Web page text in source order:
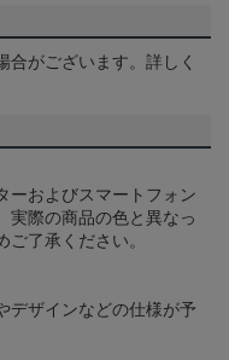
がございます。詳しく
ーおよびスマートフォン
実際の商品の色と異なっ
了承ください。
デザインなどの仕様が予